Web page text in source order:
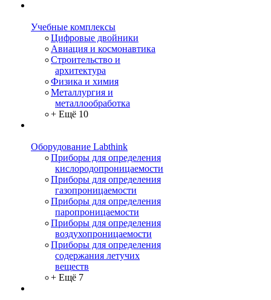
Учебные комплексы
Цифровые двойники
Авиация и космонавтика
Строительство и
архитектура
Физика и химия
Металлургия и
металлообработка
+ Ещё 10
Оборудование Labthink
Приборы для определения
кислородопроницаемости
Приборы для определения
газопроницаемости
Приборы для определения
паропроницаемости
Приборы для определения
воздухопроницаемости
Приборы для определения
содержания летучих
веществ
+ Ещё 7